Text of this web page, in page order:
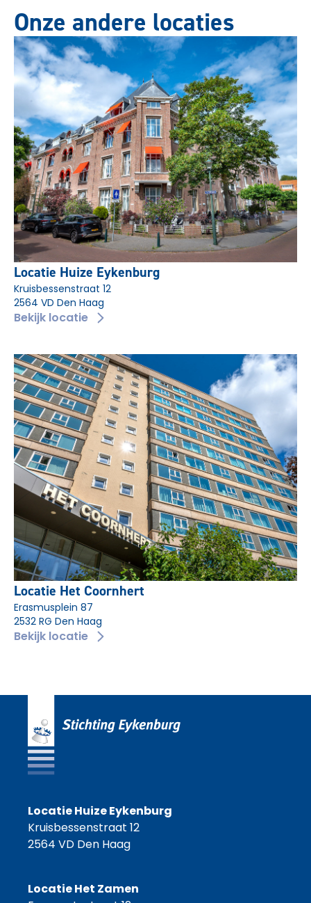
Onze andere locaties
Locatie Huize Eykenburg
Kruisbessenstraat 12
2564 VD Den Haag
Bekijk locatie
Locatie Het Coornhert
Erasmusplein 87
2532 RG Den Haag
Bekijk locatie
Locatie Huize Eykenburg
Kruisbessenstraat 12
2564 VD Den Haag
Locatie Het Zamen